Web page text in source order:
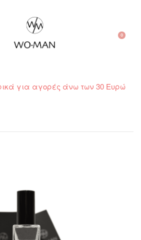
0
για αγορές άνω των 30 Ευρώ